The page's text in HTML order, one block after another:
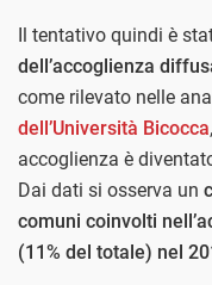
Il tentativo quindi è
dell’accoglienza
come rilevato nelle
dell’Università Bicocca
accoglienza è
Dai dati si osserva un
comuni coinvolti
(11% del totale) nel